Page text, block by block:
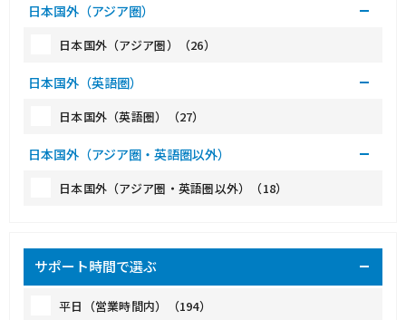
日本国外（アジア圏）
日本国外（アジア圏）（26）
日本国外（英語圏）
日本国外（英語圏）（27）
日本国外（アジア圏・英語圏以外）
日本国外（アジア圏・英語圏以外）（18）
サポート時間で選ぶ
平日（営業時間内）（194）